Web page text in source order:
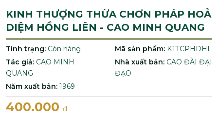
KINH THƯỢNG THỪA CHƠN PHÁP HOẢ
DIỆM HỒNG LIÊN - CAO MINH QUANG
Tình trạng: Còn hàng Mã sản phẩm: KTTCPHDHL
Tác giả: CAO MINH
QUANG
Nhà xuất bản: CAO ĐÀI ĐẠI
ĐẠO
Năm xuất bản: 1969
400.000 đ